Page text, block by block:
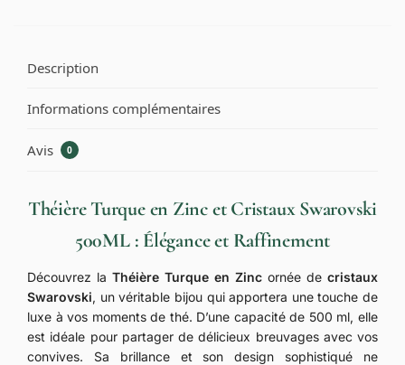
Description
Informations complémentaires
Avis 0
Théière Turque en Zinc et Cristaux Swarovski
500ML : Élégance et Raffinement
Découvrez la Théière Turque en Zinc ornée de cristaux
Swarovski, un véritable bijou qui apportera une touche de
luxe à vos moments de thé. D’une capacité de 500 ml, elle
est idéale pour partager de délicieux breuvages avec vos
convives. Sa brillance et son design sophistiqué ne